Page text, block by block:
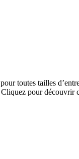
toutes tailles
pour